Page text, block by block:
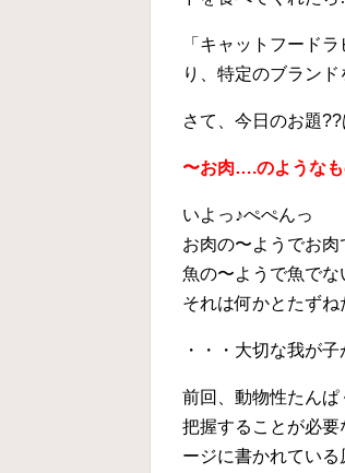
「キャットフード
り、特定のブラン
さて、今日のお題
〜お肉….のような
いよっ♪ぺぺんっ
お肉の〜ようでお肉
魚の〜ようで魚でな
それは何かとたず
・・・大切な我が
前回、動物性たん
把握することが必
ージに書かれてい